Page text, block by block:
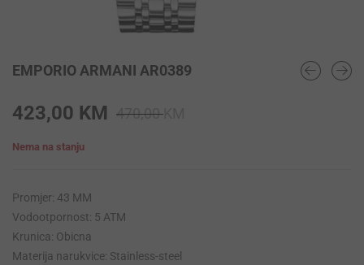
EMPORIO ARMANI AR0389
470,00
423,00 KM
Nema na stanju
Promjer: 43 MM
Vodootpornost: 5 ATM
Krunica: Obicna
Materija narukvice: Stainless-steel